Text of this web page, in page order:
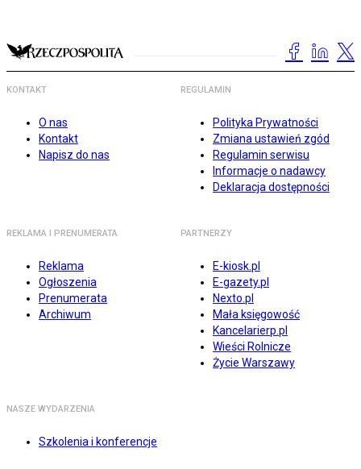
KONTAKT
O nas
Kontakt
Napisz do nas
REGULAMIN
Polityka Prywatności
Zmiana ustawień zgód
Regulamin serwisu
Informacje o nadawcy
Deklaracja dostępności
REKLAMA I PRENUMERATA
Reklama
Ogłoszenia
Prenumerata
Archiwum
PARTNERZY
E-kiosk.pl
E-gazety.pl
Nexto.pl
Mała księgowość
Kancelarierp.pl
Wieści Rolnicze
Życie Warszawy
NASZE WYDARZENIA
Szkolenia i konferencje